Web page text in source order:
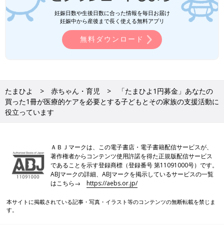
災害に備えて具体的に何をすべきかを考えるきっか
けに
妊娠日数や生後日数に合った情報を毎日お届け
妊娠中から産後まで長く使える無料アプリ
無料ダウンロード
たまひよ 赤ちゃん・育児
「たまひよ1円募金」あなたの
買った1冊が医療的ケアを必要とする子どもとその家族の支援活動に
役立っています
ＡＢＪマークは、この電子書店・電子書籍配信サービスが、
著作権者からコンテンツ使用許諾を得た正規版配信サービス
であることを示す登録商標（登録番号 第11091000号）です。
ABJマークの詳細、ABJマークを掲示しているサービスの一覧
はこちら→https://aebs.or.jp/
本サイトに掲載されている記事・写真・イラスト等のコンテンツの無断転載を禁じま
す。